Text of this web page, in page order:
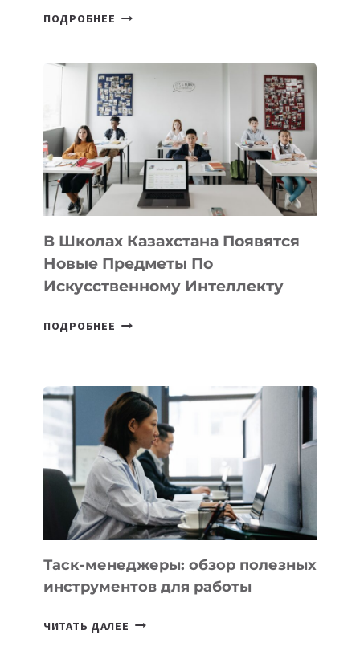
ПОДРОБНЕЕ ОТКРЫТ
DEAL
VELOCITY
BY
MOST
—
МЕЖДУНАРОДНУЮ
ПРОГРАММУ
ДЛЯ
ТЕХНОЛОГИЧЕСКИХ
В Школах Казахстана Появятся
Новые Предметы По
Искусственному Интеллекту
ПОДРОБНЕЕ
НОВЫЕ
ПРЕДМЕТЫ
ПО
ИСКУССТВЕННОМУ
ИНТЕЛЛЕКТУ
Таск-менеджеры: обзор полезных
инструментов для работы
ЧИТАТЬ ДАЛЕЕ ТАСК-